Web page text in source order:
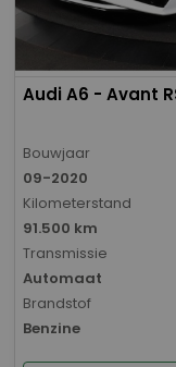
Audi A6 - Avant
Bouwjaar
09-2020
Kilometerstand
91.500 km
Transmissie
Automaat
Brandstof
Benzine